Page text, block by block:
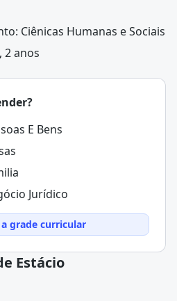
média de quatro
estudante.
Ciênicas Humanas e Sociais
2 anos
E Bens
Jurídico
grade curricular
Estácio